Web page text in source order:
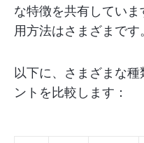
な特徴を共有してい
用方法はさまざまです
以下に、さまざまな
ントを比較します：